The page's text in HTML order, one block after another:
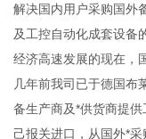
解决国内用户采购国外
及工控自动化成套设备
经济高速发展的现在，
几年前我司已于德国布
备生产商及*供货商提
己报关进口，从国外*